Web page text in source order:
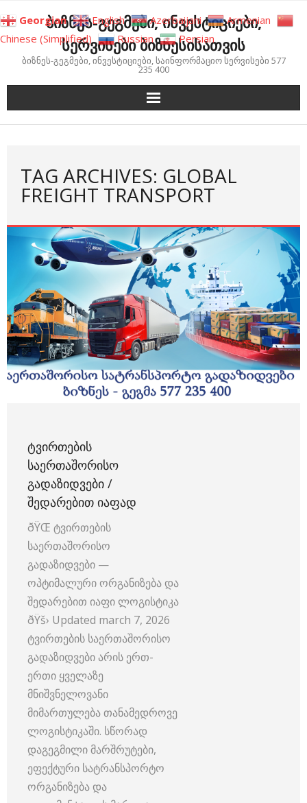
to
content
ბიზნეს-გეგმები, ინვესტიციები,
სერვისები ბიზნესისათვის
ბიზნეს-გეგმები, ინვესტიციები, საინფორმაციო სერვისები 577
235 400
TAG ARCHIVES: GLOBAL
FREIGHT TRANSPORT
ᲢᲕᲘᲠᲗᲔᲑᲘᲡ
ᲡᲐᲔᲠᲗᲐᲨᲝᲠᲘᲡᲝ
ᲒᲐᲓᲐᲖᲘᲓᲕᲔᲑᲘ /
ᲨᲔᲓᲐᲠᲔᲑᲘᲗ ᲘᲐᲤᲐᲓ
ðŸŒ ტვირთების
საერთაშორისო
გადაზიდვები —
ოპტიმალური ორგანიზება და
შედარებით იაფი ლოგისტიკა
ðŸš› Updated march 7, 2026
ტვირთების საერთაშორისო
გადაზიდვები არის ერთ-
ერთი ყველაზე
მნიშვნელოვანი
მიმართულება თანამედროვე
ლოგისტიკაში. სწორად
დაგეგმილი მარშრუტები,
ეფექტური სატრანსპორტო
ორგანიზება და
Georgian English Azerbaijani
Armenian
Chinese (Simplified)
Russian Persian